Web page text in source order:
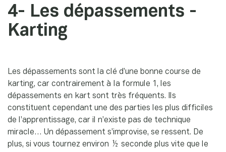
4- Les dépassements -
Karting
Les dépassements sont la clé d’une bonne course de
karting, car contrairement à la formule 1, les
dépassements en kart sont très fréquents. Ils
constituent cependant une des parties les plus difficiles
de l’apprentissage, car il n’existe pas de technique
miracle… Un dépassement s’improvise, se ressent. De
plus, si vous tournez environ ½ seconde plus vite que le